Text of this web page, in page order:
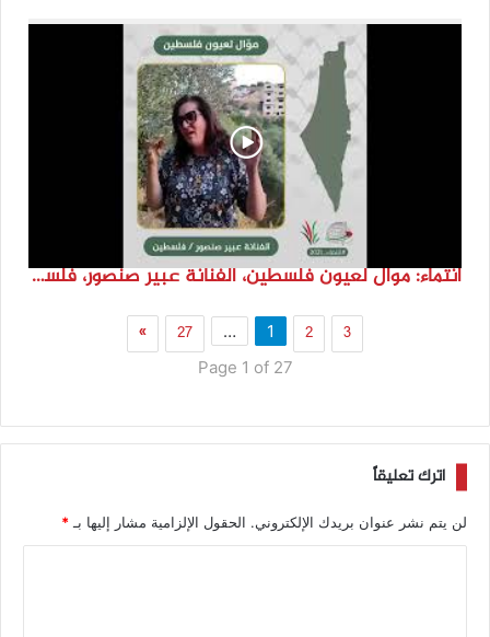
انتماء: موال لعيون فلسطين، الفنانة عبير صنصور، فلسطين
1 2 3
…
27
»
Page 1 of 27
اترك تعليقاً
لن يتم نشر عنوان بريدك الإلكتروني. الحقول الإلزامية مشار إليها بـ *